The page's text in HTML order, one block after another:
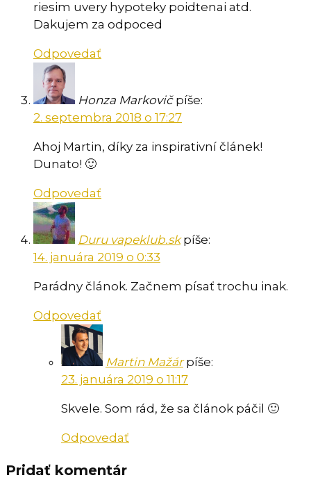
riesim uvery hypoteky poidtenai atd.
Dakujem za odpoced
Odpovedať
Honza Markovič píše:
2. septembra 2018 o 17:27
Ahoj Martin, díky za inspirativní článek!
Dunato! 🙂
Odpovedať
Duru vapeklub.sk píše:
14. januára 2019 o 0:33
Parádny článok. Začnem písať trochu inak.
Odpovedať
Martin Mažár píše:
23. januára 2019 o 11:17
Skvele. Som rád, že sa článok páčil 🙂
Odpovedať
Pridať komentár